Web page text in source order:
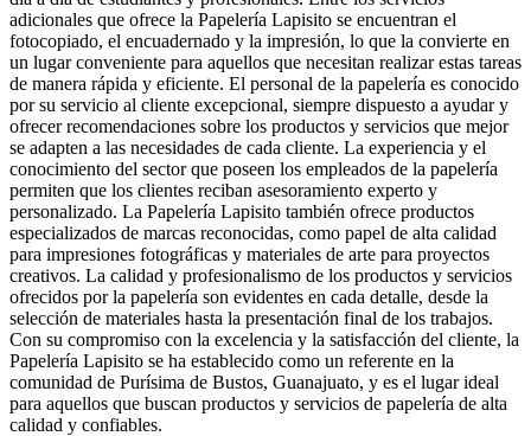
adicionales que ofrece la Papelería Lapisito se encuentran el
fotocopiado, el encuadernado y la impresión, lo que la convierte en
un lugar conveniente para aquellos que necesitan realizar estas tareas
de manera rápida y eficiente. El personal de la papelería es conocido
por su servicio al cliente excepcional, siempre dispuesto a ayudar y
ofrecer recomendaciones sobre los productos y servicios que mejor
se adapten a las necesidades de cada cliente. La experiencia y el
conocimiento del sector que poseen los empleados de la papelería
permiten que los clientes reciban asesoramiento experto y
personalizado. La Papelería Lapisito también ofrece productos
especializados de marcas reconocidas, como papel de alta calidad
para impresiones fotográficas y materiales de arte para proyectos
creativos. La calidad y profesionalismo de los productos y servicios
ofrecidos por la papelería son evidentes en cada detalle, desde la
selección de materiales hasta la presentación final de los trabajos.
Con su compromiso con la excelencia y la satisfacción del cliente, la
Papelería Lapisito se ha establecido como un referente en la
comunidad de Purísima de Bustos, Guanajuato, y es el lugar ideal
para aquellos que buscan productos y servicios de papelería de alta
calidad y confiables.